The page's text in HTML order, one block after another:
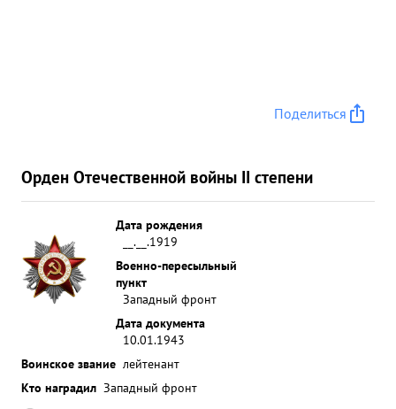
Поделиться
Орден Отечественной войны II степени
Дата рождения
__.__.1919
Военно-пересыльный
пункт
Западный фронт
Дата документа
10.01.1943
Воинское звание лейтенант
Кто наградил Западный фронт